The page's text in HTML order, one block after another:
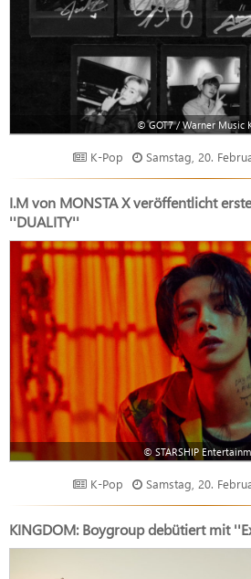
© GOT7 / Warner Music
K-Pop Samstag, 20.
I.M von MONSTA X veröffentlicht
''DUALITY''
© STARSHIP
K-Pop Samstag, 20.
KINGDOM: Boygroup debütiert mit